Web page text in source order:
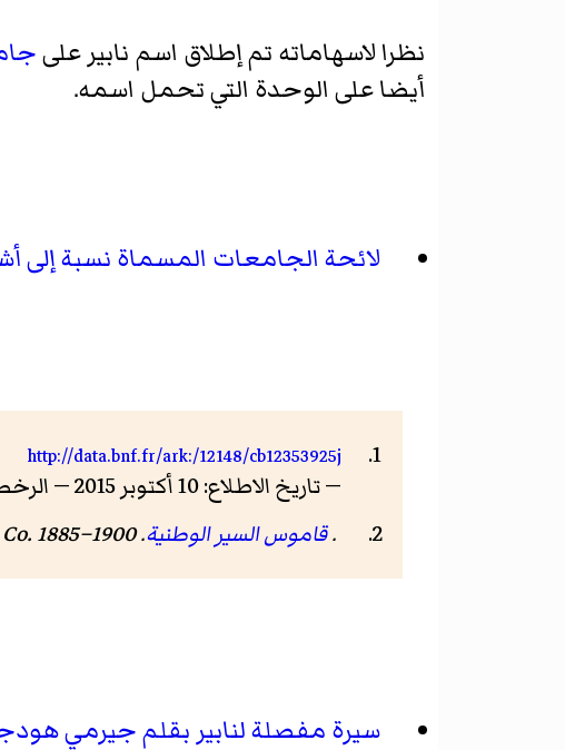
نظرا لاسهاماته تم إطلاق اسم نابير على
أيضا على الوحدة التي تحمل اسمه.
لائحة الجامعات المسماة نسبة إلى
http://data.bnf.fr/ark:/12148/cb12353925j
— تاريخ الاطلاع: 10 أكتوبر 2015 — الرخصة: رخصة حرة
.قاموس السير الوطنية. London: Smith, Elder & Co. 1885–1900.
سيرة مفصلة لنابير بقلم جيرمي